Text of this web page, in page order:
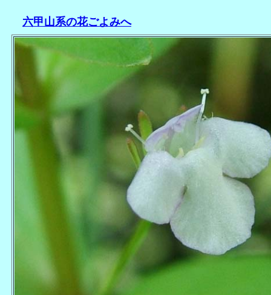
六甲山系の花ごよみへ